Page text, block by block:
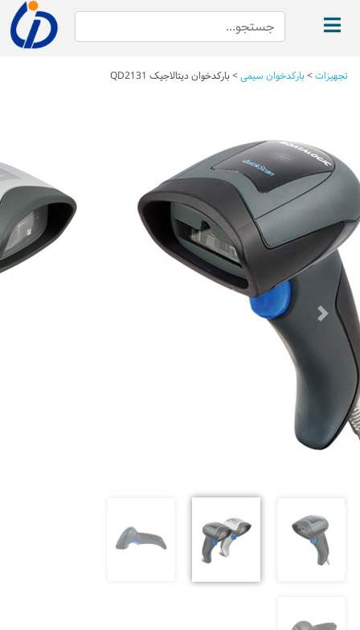
تجهیزات>بارکدخوان سیمی>بارکدخوان دیتالاجیک QD2131
Previous